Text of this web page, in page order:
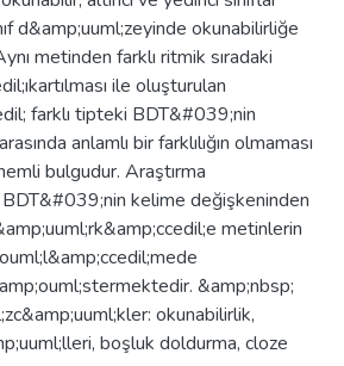
d&amp;uuml;zeyinde okunabilirliğe
metinden farklı ritmik sıradaki
ile oluşturulan
farklı tipteki BDT&#039;nin
anlamlı bir farklılığın olmaması
bulgudur. Araştırma
BDT&#039;nin kelime değişkeninden
metinlerin
&amp;nbsp;
okunabilirlik,
boşluk doldurma, cloze